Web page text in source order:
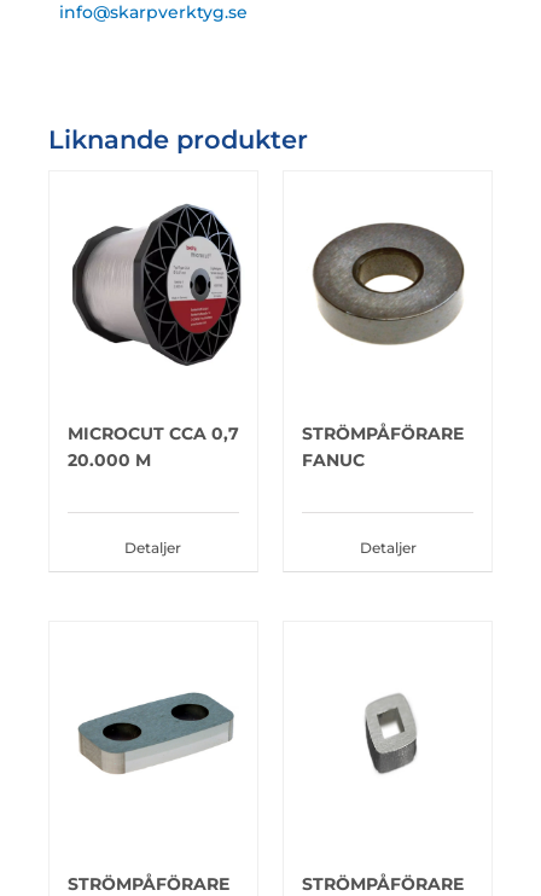
info@skarpverktyg.se
Liknande produkter
MICROCUT CCA 0,7
20.000 M
Detaljer
STRÖMPÅFÖRARE
FANUC
Detaljer
STRÖMPÅFÖRARE
STRÖMPÅFÖRARE